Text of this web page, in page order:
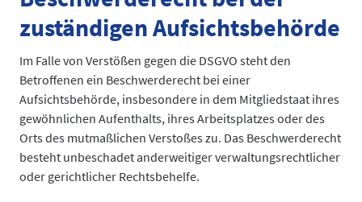
zuständigen Aufsichts­behörde
Im Falle von Verstößen gegen die DSGVO steht den
Betroffenen ein Beschwerderecht bei einer
Aufsichtsbehörde, insbesondere in dem Mitgliedstaat ihres
gewöhnlichen Aufenthalts, ihres Arbeitsplatzes oder des
Orts des mutmaßlichen Verstoßes zu. Das Beschwerderecht
besteht unbeschadet anderweitiger verwaltungsrechtlicher
oder gerichtlicher Rechtsbehelfe.